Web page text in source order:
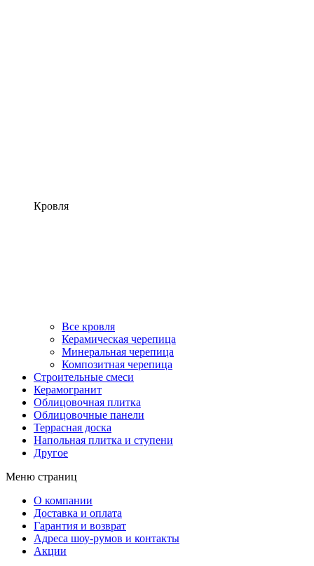
Кровля
Все кровля
Керамическая черепица
Минеральная черепица
Композитная черепица
Строительные смеси
Керамогранит
Облицовочная плитка
Облицовочные панели
Террасная доска
Напольная плитка и ступени
Другое
Меню страниц
О компании
Доставка и оплата
Гарантия и возврат
Адреса шоу-румов и контакты
Акции